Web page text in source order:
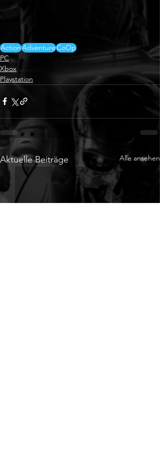
ActionAdventureCoOp
PC
Xbox
Playstation
Aktuelle Beiträge Alle ansehen